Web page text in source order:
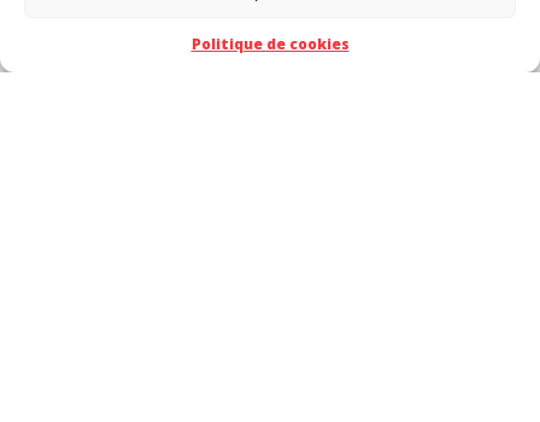
Politique de cookies